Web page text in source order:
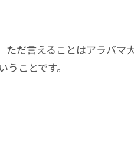
だ言えることはアラバマ
ことです。